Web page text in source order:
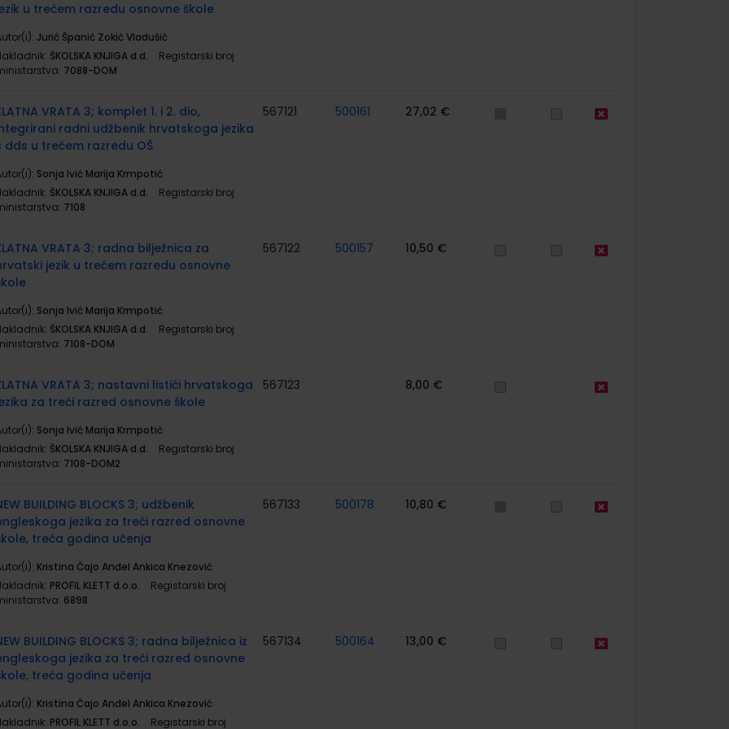
u trećem razredu osnovne škole
Jurić Španić Zokić Vladušić
ŠKOLSKA KNJIGA d.d.
Registarski broj
7088-DOM
VRATA 3; komplet 1. i 2. dio,
radni udžbenik hrvatskoga jezika
dds u trećem razredu OŠ
Sonja Ivić Marija Krmpotić
ŠKOLSKA KNJIGA d.d.
Registarski broj
7108
567121 500161 27,02 €
VRATA 3; radna bilježnica za
jezik u trećem razredu osnovne
Sonja Ivić Marija Krmpotić
ŠKOLSKA KNJIGA d.d.
Registarski broj
7108-DOM
567122 500157 10,50 €
VRATA 3; nastavni listići hrvatskoga
za treći razred osnovne škole
Sonja Ivić Marija Krmpotić
ŠKOLSKA KNJIGA d.d.
Registarski broj
7108-DOM2
567123 8,00 €
BUILDING BLOCKS 3; udžbenik
jezika za treći razred osnovne
treća godina učenja
Kristina Čajo Anđel Ankica Knezović
PROFIL KLETT d.o.o.
Registarski broj
6898
567133 500178 10,80 €
BUILDING BLOCKS 3; radna bilježnica iz
jezika za treći razred osnovne
treća godina učenja
Kristina Čajo Anđel Ankica Knezović
PROFIL KLETT d.o.o. Registarski broj
567134 500164 13,00 €